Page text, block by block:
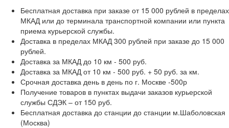
Бесплатная доставка при заказе от 15 000 рублей в пределах
МКАД или до терминала транспортной компании или пункта
приема курьерской службы.
Доставка в пределах МКАД 300 рублей при заказе до 15 000
рублей.
Доставка за МКАД до 10 км - 500 руб.
Доставка за МКАД от 10 км - 500 руб. + 50 руб. за км.
Срочная доставка день в день по г. Москве -500р
Получение товаров в пунктах выдачи заказов курьерской
службы СДЭК – от 150 руб.
Бесплатная доставка до станции до станции м.Шаболовская
(Москва)